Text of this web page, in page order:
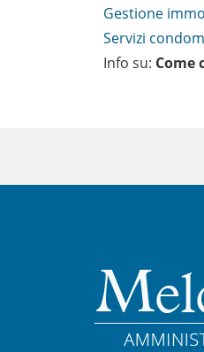
Gestione
Servizi
Info su: Come